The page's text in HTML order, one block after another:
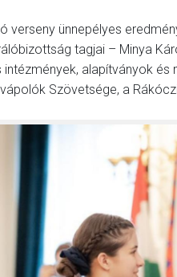
verseny ünnepélyes
tagjai – Minya
intézmények, alapítványok
Szövetsége, a